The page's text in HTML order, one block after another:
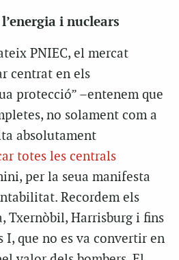
i nuclears
PNIEC, el mercat
centrat en els
protecció” –entenem que
no solament com a
absolutament
totes les centrals
per la seua manifesta
Recordem els
Txernòbil, Harrisburg i fins
I, que no es va convertir en